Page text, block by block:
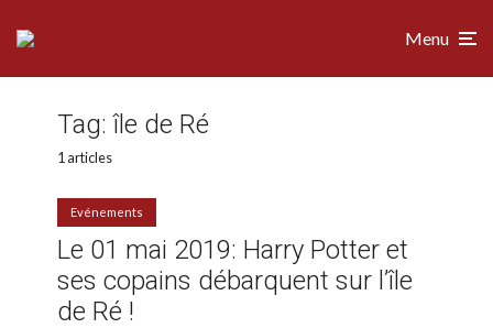
Menu
Tag:île de Ré
1 articles
Evénements
Le 01 mai 2019: Harry Potter et
ses copains débarquent sur l’île
de Ré !